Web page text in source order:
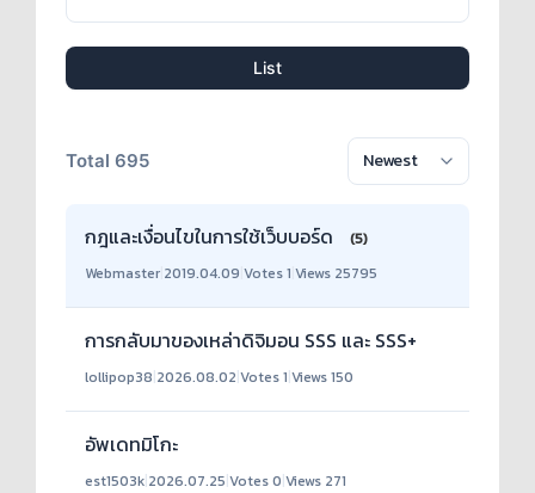
List
Total 695
กฎและเงื่อนไขในการใช้เว็บบอร์ด
(5)
Webmaster 2019.04.09 Votes 1 Views 25795
การกลับมาของเหล่าดิจิมอน SSS และ SSS+
lollipop38|2026.08.02|Votes 1|Views 150
อัพเดทมิโกะ
est1503k|2026.07.25|Votes 0|Views 271